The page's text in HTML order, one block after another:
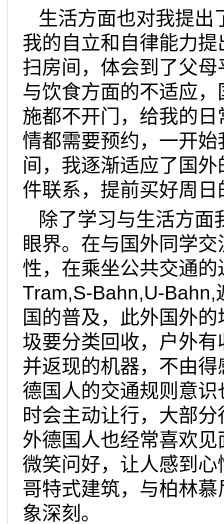
生活方面也对我提出
我的自立和自律能力
扫房间，体会到了父
与饮食方面的不适应
施都不开门，给我的
情都需要预约，一开
间，我逐渐适应了国
件联系，提前买好周
除了学习与生活方面
眼界。在与国外同学
性，在乘坐公共交通
Tram,S-Bahn,U-Bahn,
国的普及，此外国外
圾要分类回收，户外
并返现的机器，不由
德国人的交通规则意
时会主动让行，大部
外德国人也经常喜欢
微笑问好，让人感到
哥特式建筑，与柏林
象深刻。